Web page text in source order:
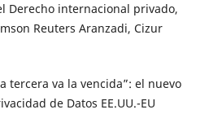
Derecho internacional privado,
Reuters Aranzadi, Cizur
tercera va la vencida”: el nuevo
de Datos EE.UU.-EU